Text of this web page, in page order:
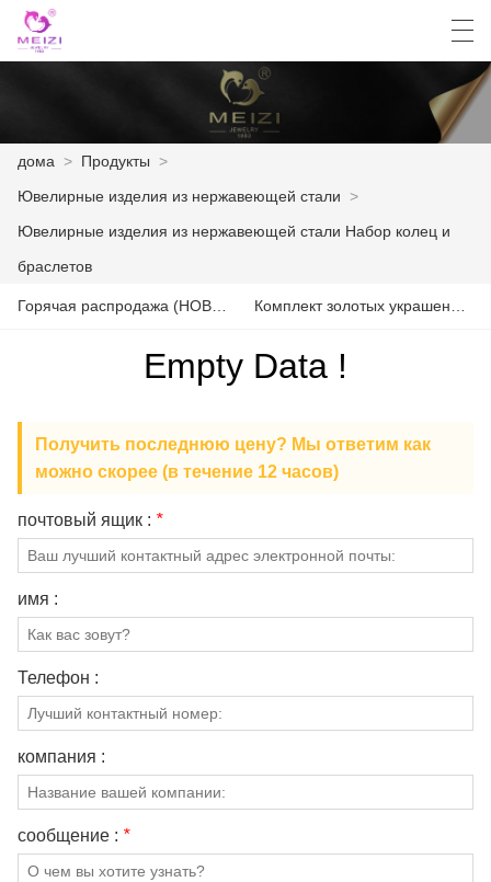
ПРОДУКТЫ
НОВОСТИ
СВЯЖИТЕСЬ С НАМИ
Español
дома > Продукты >
Ювелирные изделия из нержавеющей стали >
Ювелирные изделия из нержавеющей стали Набор колец и
браслетов
Empty Data !
Получить последнюю цену? Мы ответим как
можно скорее (в течение 12 часов)
почтовый ящик : *
имя :
Телефон :
компания :
сообщение : *